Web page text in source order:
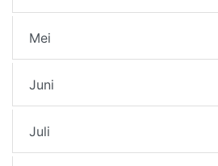
Mei
Juni
Juli